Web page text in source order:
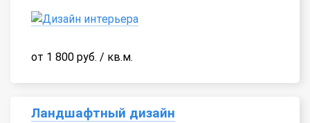
от 1 800 руб. / кв.м.
Ландшафтный дизайн